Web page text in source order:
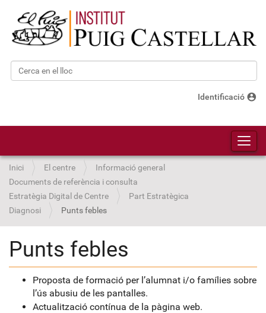
Cerca
Identificació account_circle
Inici El centre
Informació general
Documents de referència i consulta
Estratègia Digital de Centre
Part Estratègica
Diagnosi
Punts febles
Punts febles
Proposta de formació per l’alumnat i/o famílies sobre
l’ús abusiu de les pantalles.
Actualització contínua de la pàgina web.